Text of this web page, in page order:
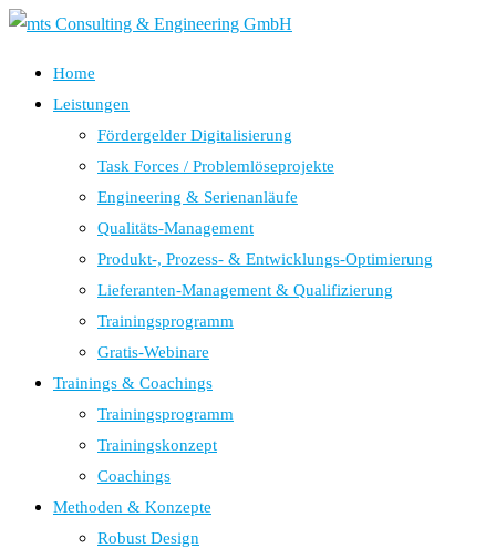
Home
Leistungen
Fördergelder Digitalisierung
Task Forces / Problemlöseprojekte
Engineering & Serienanläufe
Qualitäts-Management
Produkt-, Prozess- & Entwicklungs-Optimierung
Lieferanten-Management & Qualifizierung
Trainingsprogramm
Gratis-Webinare
Trainings & Coachings
Trainingsprogramm
Trainingskonzept
Coachings
Methoden & Konzepte
Robust Design